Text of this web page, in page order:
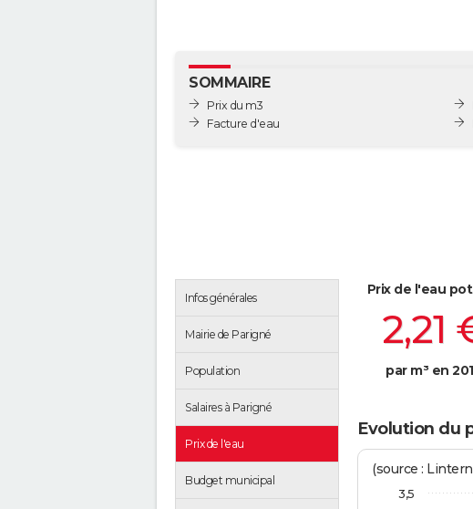
SOMMAIRE
Prix du m3
Facture d'eau
Infos générales
Mairie de Parigné
Population
Salaires à Parigné
Prix de l'eau
Budget municipal
Prix de l'eau
2,21
par m³ en
Evolution du
(source :
3,5